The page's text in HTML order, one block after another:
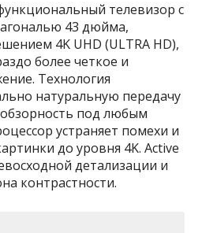
телевизор с
43 дюйма,
4K UHD (ULTRA HD),
более четкое и
Технология
натуральную передачу
под любым
устраняет помехи и
до уровня 4K. Active
детализации и
контрастности.